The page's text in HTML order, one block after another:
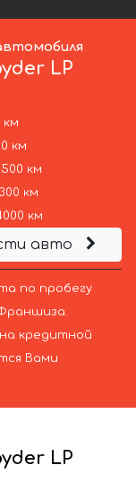
LP
км
км
км
км
км
авто
по пробегу
кредитной
Вами
LP